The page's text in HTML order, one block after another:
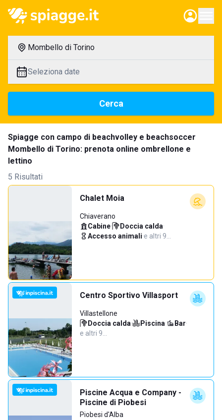
Mombello di Torino
Seleziona date
Cerca
Spiagge con campo di beachvolley e beachsoccer
Mombello di Torino: prenota online ombrellone e
lettino
5 Risultati
Chalet Moia
Chiaverano
Cabine· Doccia calda·
Accesso animali·e altri 9…
Centro Sportivo Villasport
Villastellone
Doccia calda· Piscina· Bar·
e altri 9…
Piscine Acqua e Company -
Piscine di Piobesi
Piobesi d'Alba